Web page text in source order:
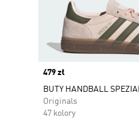
Price
479 zł
BUTY HANDBALL SPEZIAL
Originals
47 kolory